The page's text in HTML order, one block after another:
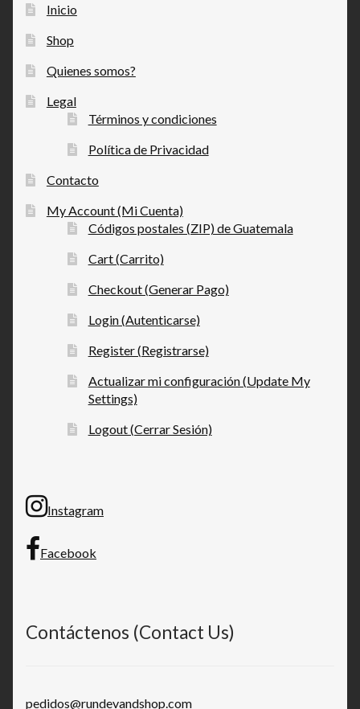
Inicio
Shop
Quienes somos?
Legal
Términos y condiciones
Política de Privacidad
Contacto
My Account (Mi Cuenta)
Códigos postales (ZIP) de Guatemala
Cart (Carrito)
Checkout (Generar Pago)
Login (Autenticarse)
Register (Registrarse)
Actualizar mi configuración (Update My
Settings)
Logout (Cerrar Sesión)
Instagram
Facebook
Contáctenos (Contact Us)
pedidos@rundevandshop.com